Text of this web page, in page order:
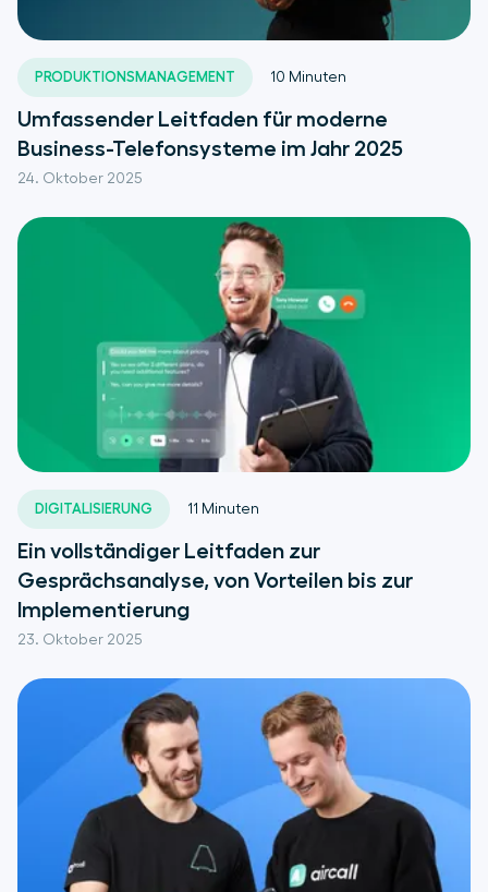
PRODUKTIONSMANAGEMENT
24. Oktober 2025
10 Minuten
Umfassender Leitfaden für moderne
Business-Telefonsysteme im Jahr 2025
DIGITALISIERUNG
23. Oktober 2025
11 Minuten
Ein vollständiger Leitfaden zur
Gesprächsanalyse, von Vorteilen bis zur
Implementierung